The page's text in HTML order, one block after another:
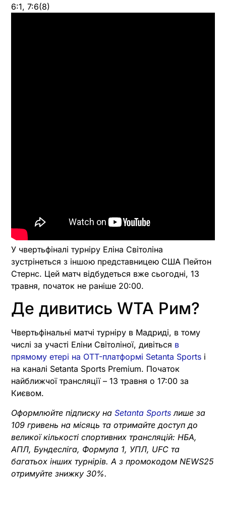
6:1, 7:6(8)
У чвертьфіналі турніру Еліна Світоліна
зустрінеться з іншою представницею США Пейтон
Стернс. Цей матч відбудеться вже сьогодні, 13
травня, початок не раніше 20:00.
Де дивитись WTA Рим?
Чвертьфінальні матчі турніру в Мадриді, в тому
числі за участі Еліни Світоліної, дивіться в
прямому етері на OTT-платформі Setanta Sports і
на каналі Setanta Sports Premium. Початок
найближчої трансляції – 13 травня о 17:00 за
Києвом.
Оформлюйте підписку на Setanta Sports лише за
109 гривень на місяць та отримайте доступ до
великої кількості спортивних трансляцій: НБА,
АПЛ, Бундесліга, Формула 1, УПЛ, UFC та
багатьох інших турнірів. А з промокодом NEWS25
отримуйте знижку 30%.